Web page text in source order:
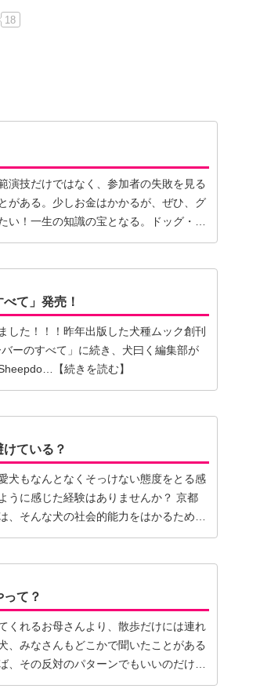
18
演技だけではなく、参加者の失敗を見る
がある。少しお金はかかるが、ぜひ、グ
！一生の知識の宝となる。ドッグ・ト
て」発売！
した！！！昨年出版した犬種ムック創刊
ーのすべて」に続き、犬曰く編集部が
【続きを読む】
ている？
犬もなんとなくそっけない態度をとる感
うに感じた経験はありませんか？ 京都
そんな犬の社会的能力をはかるための
て？
くれるお母さんより、散歩だけには連れ
、みなさんもどこかで聞いたことがある
、その反対のパターンでもいいのだけ